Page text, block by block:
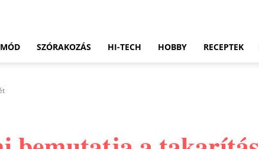
SZÓRAKOZÁS HI-TECH HOBBY RECEPTEK